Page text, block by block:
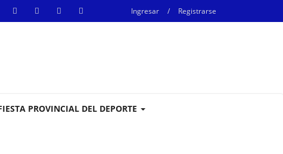
Ingresar / Registrarse
PROVINCIAL DEL DEPORTE